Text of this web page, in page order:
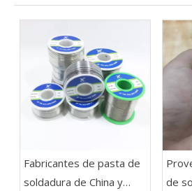
Fabricantes de pasta de
soldadura de China y
de